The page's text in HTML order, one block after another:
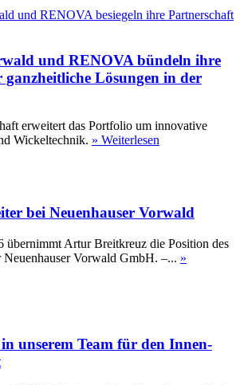
und RENOVA bündeln ihre
ganzheitliche Lösungen in der
erweitert das Portfolio um innovative
Wickeltechnik. » Weiterlesen
bei Neuenhauser Vorwald
übernimmt Artur Breitkreuz die Position des
Neuenhauser Vorwald GmbH. –... »
unserem Team für den Innen-